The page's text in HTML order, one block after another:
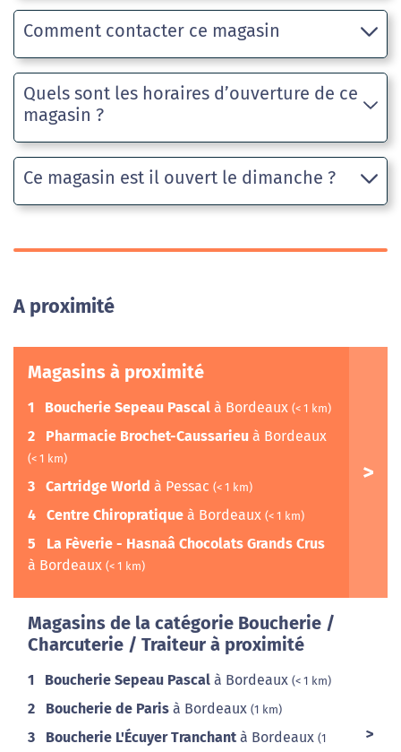
Comment contacter ce magasin
Quels sont les horaires d’ouverture de ce
magasin ?
Ce magasin est il ouvert le dimanche ?
A proximité
Magasins à proximité
1 Boucherie Sepeau Pascal à Bordeaux (< 1 km)
2 Pharmacie Brochet-Caussarieu à Bordeaux
(< 1 km)
3 Cartridge World à Pessac (< 1 km)
4 Centre Chiropratique à Bordeaux (< 1 km)
5
La Fèverie - Hasnaâ Chocolats Grands Crus
à Bordeaux (< 1 km)
Magasins de la catégorie Boucherie /
Charcuterie / Traiteur à proximité
1 Boucherie Sepeau Pascal à Bordeaux (< 1 km)
2 Boucherie de Paris à Bordeaux (1 km)
3 Boucherie L'Écuyer Tranchant à Bordeaux (1